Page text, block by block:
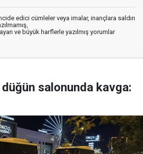
edici cümleler veya imalar, inançlara saldırı
ve büyük harflerle yazılmış yorumlar
düğün salonunda kavga: